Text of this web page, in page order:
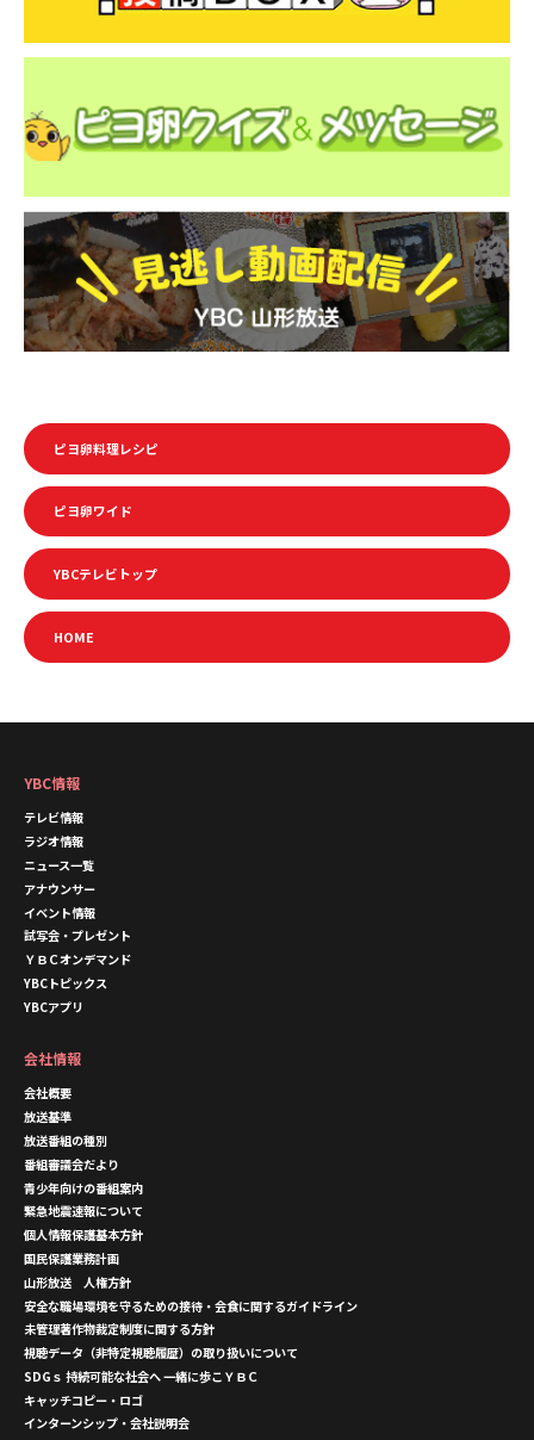
ピヨ卵料理レシピ
ピヨ卵ワイド
YBCテレビトップ
HOME
YBC情報
テレビ情報
ラジオ情報
ニュース一覧
アナウンサー
イベント情報
試写会・プレゼント
ＹＢＣオンデマンド
YBCトピックス
YBCアプリ
会社情報
会社概要
放送基準
放送番組の種別
番組審議会だより
青少年向けの番組案内
緊急地震速報について
個人情報保護基本方針
国民保護業務計画
山形放送 人権方針
安全な職場環境を守るための接待・会食に関するガイドライン
未管理著作物裁定制度に関する方針
視聴データ（非特定視聴履歴）の取り扱いについて
SDGｓ 持続可能な社会へ 一緒に歩こＹＢＣ
キャッチコピー・ロゴ
インターンシップ・会社説明会